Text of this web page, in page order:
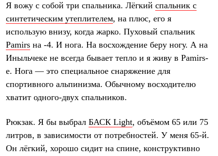
Я вожу с собой три спальника. Лёгкий спальник с
синтетическим утеплителем, на плюс, его я
использую внизу, когда жарко. Пуховый спальник
Pamirs на -4. И нога. На восхождение беру ногу. А на
Иныльчеке не всегда бывает тепло и я живу в Pamirs-
е. Нога — это специальное снаряжение для
спортивного альпинизма. Обычному восходителю
хватит одного-двух спальников.
Рюкзак. Я бы выбрал БАСК Light, объёмом 65 или 75
литров, в зависимости от потребностей. У меня 65-й.
Он лёгкий, хорошо сидит на спине, конструктивно